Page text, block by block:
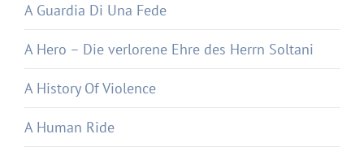
A Guardia Di Una Fede
A Hero – Die verlorene Ehre des Herrn Soltani
A History Of Violence
A Human Ride